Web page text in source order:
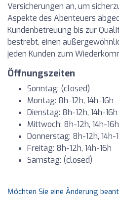
Versicherungen an, um
Aspekte des Abenteuers
Kundenbetreuung bis zur
bestrebt, einen
jeden Kunden zum
Öffnungszeiten
Sonntag: (closed)
Montag: 8h-12h, 14h-16h
Dienstag: 8h-12h, 14h-16h
Mittwoch: 8h-12h, 14h-16h
Donnerstag: 8h-12h, 14h-
Freitag: 8h-12h, 14h-16h
Samstag: (closed)
Möchten Sie eine Änderung